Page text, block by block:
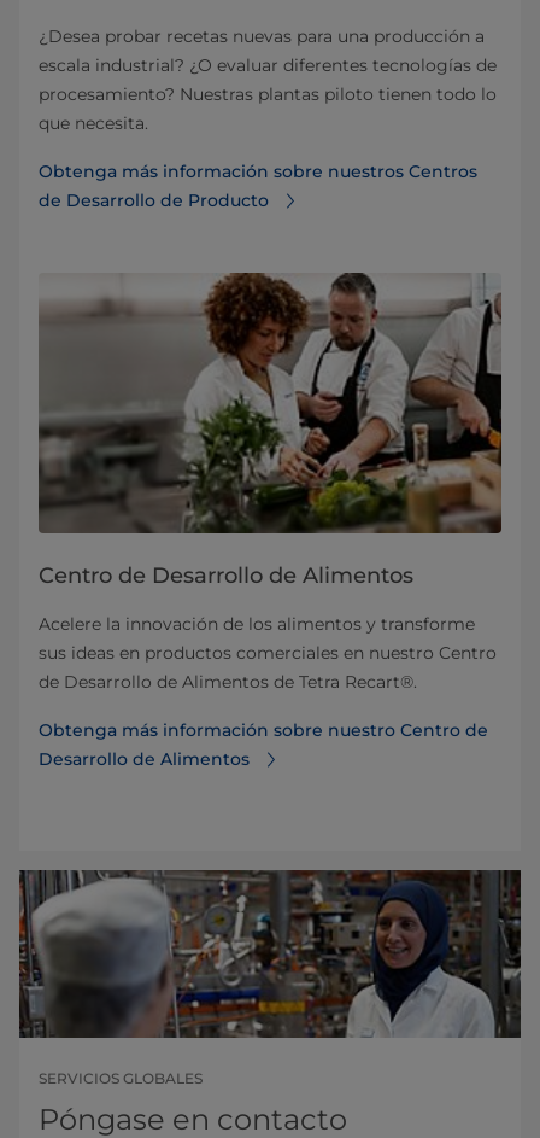
¿Desea probar recetas nuevas para una producción a
escala industrial? ¿O evaluar diferentes tecnologías de
procesamiento? Nuestras plantas piloto tienen todo lo
que necesita.
Obtenga más información sobre nuestros Centros
de Desarrollo de Producto
Centro de Desarrollo de Alimentos
Acelere la innovación de los alimentos y transforme
sus ideas en productos comerciales en nuestro Centro
de Desarrollo de Alimentos de Tetra Recart®.
Obtenga más información sobre nuestro Centro de
Desarrollo de Alimentos
SERVICIOS GLOBALES
Póngase en contacto